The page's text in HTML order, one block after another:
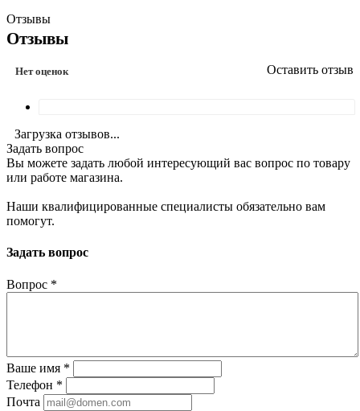
Отзывы
Отзывы
Нет оценок Оставить отзыв
Загрузка отзывов...
Задать вопрос
Вы можете задать любой интересующий вас вопрос по товару
или работе магазина.
Наши квалифицированные специалисты обязательно вам
помогут.
Задать вопрос
Вопрос *
Ваше имя *
Телефон *
Почта